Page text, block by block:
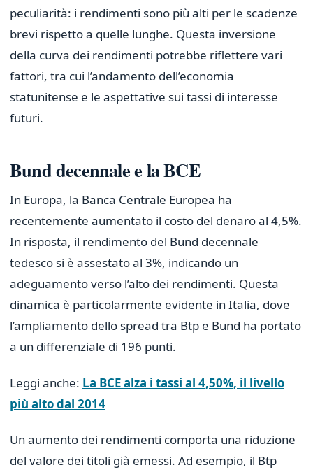
peculiarità: i rendimenti sono più alti per le scadenze
brevi rispetto a quelle lunghe. Questa inversione
della curva dei rendimenti potrebbe riflettere vari
fattori, tra cui l’andamento dell’economia
statunitense e le aspettative sui tassi di interesse
futuri.
Bund decennale e la BCE
In Europa, la Banca Centrale Europea ha
recentemente aumentato il costo del denaro al 4,5%.
In risposta, il rendimento del Bund decennale
tedesco si è assestato al 3%, indicando un
adeguamento verso l’alto dei rendimenti. Questa
dinamica è particolarmente evidente in Italia, dove
l’ampliamento dello spread tra Btp e Bund ha portato
a un differenziale di 196 punti.
Leggi anche: La BCE alza i tassi al 4,50%, il livello
più alto dal 2014
Un aumento dei rendimenti comporta una riduzione
del valore dei titoli già emessi. Ad esempio, il Btp